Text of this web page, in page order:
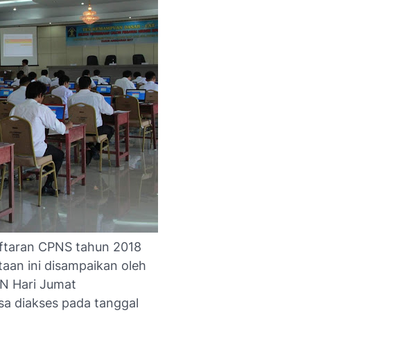
CPNS tahun 2018
ini disampaikan oleh
Hari Jumat
diakses pada tanggal